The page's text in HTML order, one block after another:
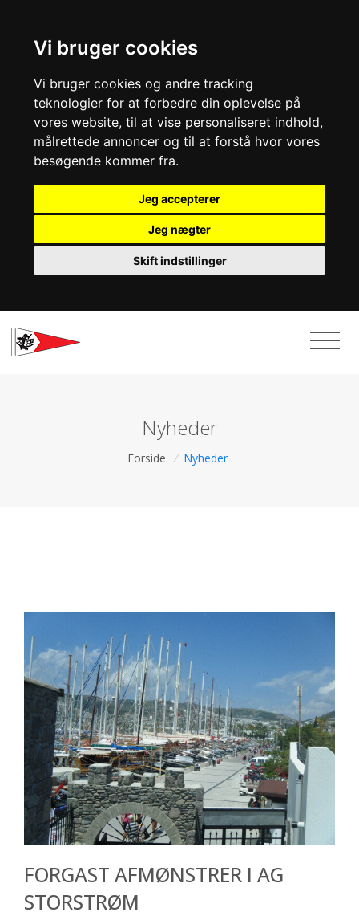
Vi bruger cookies
Vi bruger cookies og andre tracking
teknologier for at forbedre din oplevelse på
vores website, til at vise personaliseret indhold,
målrettede annoncer og til at forstå hvor vores
besøgende kommer fra.
Jeg accepterer
Jeg nægter
Skift indstillinger
Nyheder
Forside / Nyheder
FORGAST AFMØNSTRER I AG
STORSTRØM